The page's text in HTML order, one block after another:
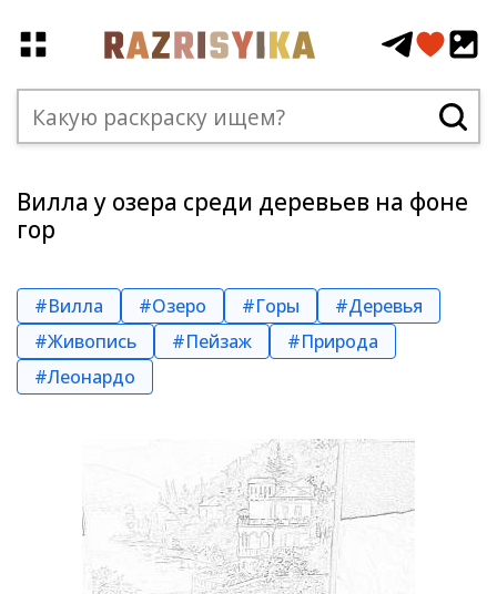
Вилла у озера среди деревьев на фоне
гор
#Вилла #Озеро #Горы
#Деревья
#Живопись
#Пейзаж
#Природа
#Леонардо